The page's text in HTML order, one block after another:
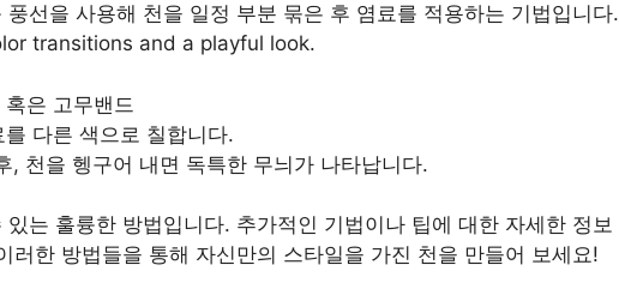
선을 사용해 천을 일정 부분 묶은 후 염료를 적용하는 기법입니다.
transitions and a playful look.
은 고무밴드
다른 색으로 칠합니다.
, 천을 헹구어 내면 독특한 무늬가 나타납니다.
는 훌륭한 방법입니다. 추가적인 기법이나 팁에 대한 자세한 정보
러한 방법들을 통해 자신만의 스타일을 가진 천을 만들어 보세요!